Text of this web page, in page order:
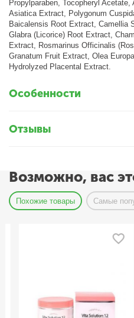
Propylparaben, Tocopheryl
Asiatica Extract, Polygonum
Baicalensis Root Extract, Camellia
Glabra (Licorice) Root Extract,
Extract, Rosmarinus Officinalis
Granatum Fruit Extract, Olea
Hydrolyzed Placental Extract.
Особенности
Отзывы
Возможно, вас
Похожие товары Самые